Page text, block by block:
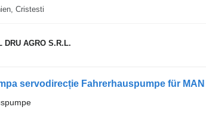
Cristesti
DRU AGRO S.R.L.
servodirecție Fahrerhauspumpe für MAN